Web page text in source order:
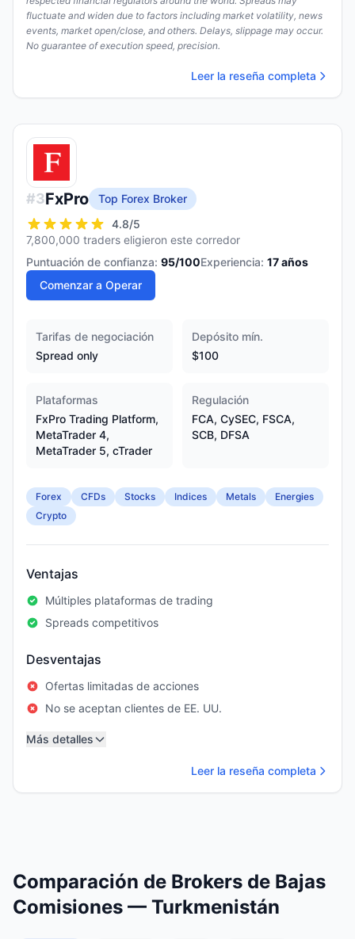
fluctuate and widen due to factors including market volatility, news
events, market open/close, and others. Delays, slippage may occur.
No guarantee of execution speed, precision.
Leer la reseña completa
#3FxPro
Top Forex Broker
4.8/5
7,800,000 traders eligieron este corredor
Puntuación de confianza: 95/100Experiencia: 17años
Comenzar a Operar
Tarifas de negociación
Spread only
Depósito mín.
$100
Plataformas
FxPro Trading Platform,
MetaTrader 4,
MetaTrader 5, cTrader
Regulación
FCA, CySEC, FSCA,
SCB, DFSA
Forex CFDs Stocks Indices Metals
Energies
Crypto
Ventajas
Múltiples plataformas de trading
Spreads competitivos
Desventajas
Ofertas limitadas de acciones
No se aceptan clientes de EE. UU.
Más detalles
Leer la reseña completa
Comparación de Brokers de Bajas
Comisiones — Turkmenistán